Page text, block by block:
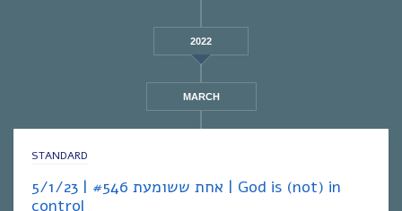
2022
MARCH
STANDARD
אחת ששומעת #546 | 5/1/23 | God is (not) in
control